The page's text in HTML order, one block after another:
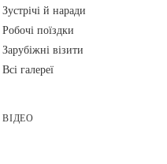
Зустрічі й наради
Робочі поїздки
Зарубіжні візити
Всі галереї
ВІДЕО